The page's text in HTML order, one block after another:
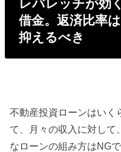
レバレッチが効
借金。返済比率
抑えるべき
不動産投資ローンはいく
て、月々の収入に対して
なローンの組み方はNGで